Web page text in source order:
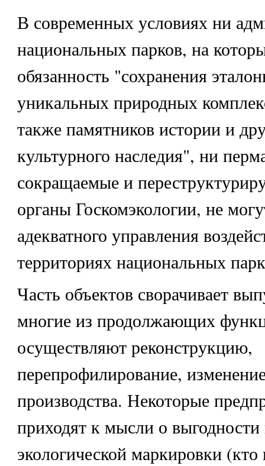
В современных условиях ни
национальных парков, на
обязанность "сохранения
уникальных природных
также памятников истории и
культурного наследия", ни
сокращаемые и
органы Госкомэкологии, не
адекватного управления
территориях национальных
Часть объектов сворачивает
многие из продолжающих
осуществляют реконструкцию,
перепрофилирование,
производства. Некоторые
приходят к мысли о выгодности
экологической маркировки (кто